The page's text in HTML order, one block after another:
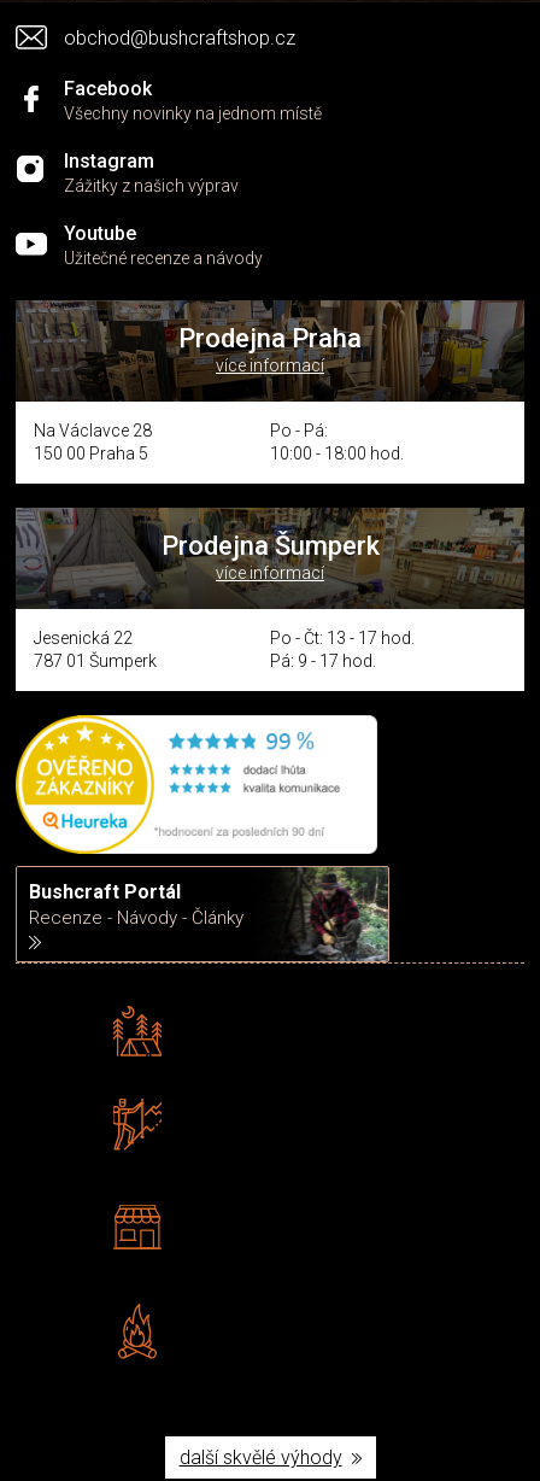
obchod@bushcraftshop.cz
Facebook
Všechny novinky na jednom místě
Instagram
Zážitky z našich výprav
Youtube
Užitečné recenze a návody
Prodejna Praha
více informací
Na Václavce 28
150 00 Praha 5
Po - Pá:
10:00 - 18:00 hod.
Prodejna Šumperk
více informací
Jesenická 22
787 01 Šumperk
Po - Čt: 13 - 17 hod.
Pá: 9 - 17 hod.
Bushcraft Portál
Recenze - Návody - Články
další skvělé výhody